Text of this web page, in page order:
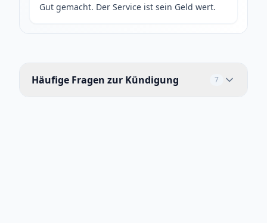
Gut gemacht. Der Service ist sein Geld wert.
Häufige Fragen zur Kündigung 7